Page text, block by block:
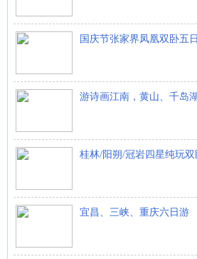
国庆节张家界凤凰双卧五
游诗画江南，黄山、千岛
桂林/阳朔/冠岩四星纯玩双
宜昌、三峡、重庆六日游